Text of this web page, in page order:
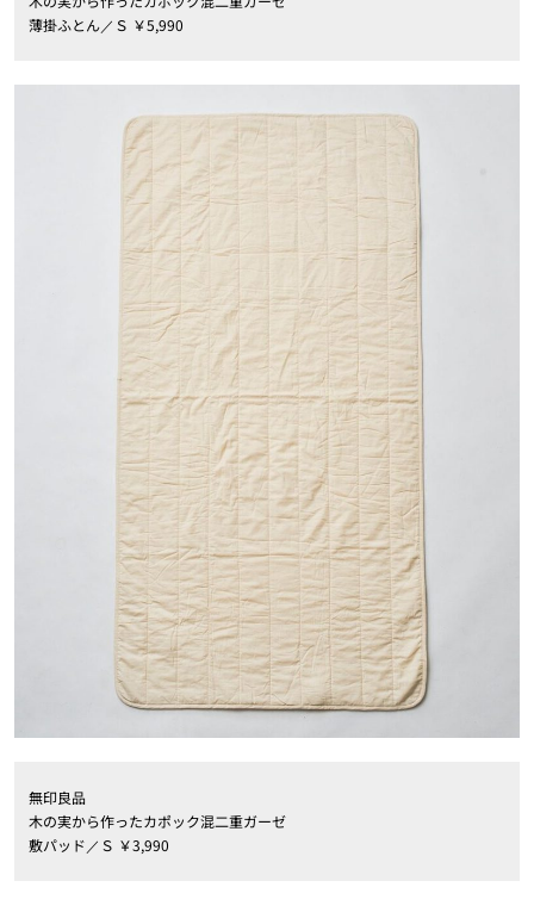
薄掛ふとん／Ｓ ￥5,990
無印良品
木の実から作ったカポック混二重ガーゼ
敷パッド／Ｓ ￥3,990